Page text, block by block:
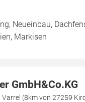
Neueinbau,
Markisen
GmbH&Co.KG
Varrel (8km von 27259